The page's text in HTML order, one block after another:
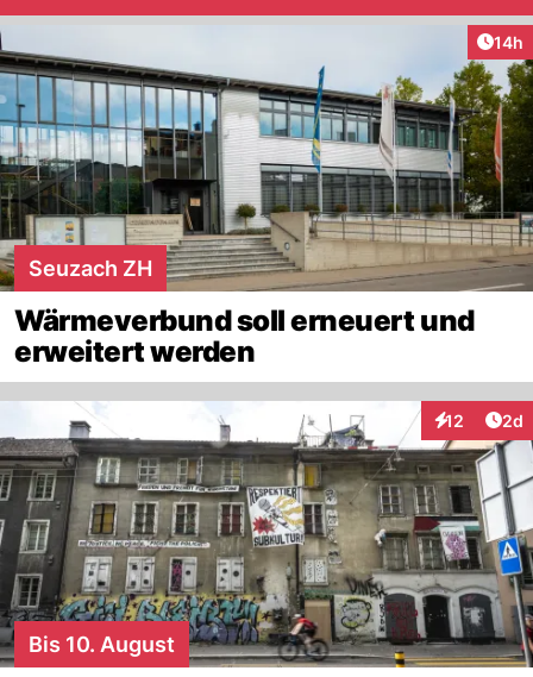
14h
Seuzach ZH
Wärmeverbund soll erneuert und
erweitert werden
12
Interaktionen
2d
Bis 10. August